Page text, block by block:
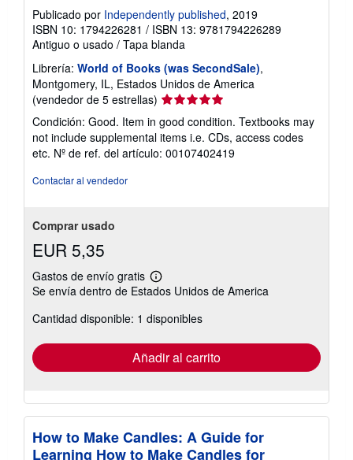
o
Publicado por Independently published, 2019
ISBN 10: 1794226281 / ISBN 13: 9781794226289
Antiguo o usado / Tapa blanda
Librería: World of Books (was SecondSale),
Montgomery, IL, Estados Unidos de America
(vendedor de 5 estrellas) Calificación
vendedor:
5
de
Condición: Good. Item in good condition. Textbooks may
not include supplemental items i.e. CDs, access codes
etc. Nº de ref. del artículo: 00107402419
Contactar al vendedor
Comprar usado
EUR 5,35
Gastos de envío gratis
Más
información
las
tarifas
envío
Se envía dentro de Estados Unidos de America
Cantidad disponible: 1 disponibles
Añadir al carrito
How to Make Candles: A Guide for
Learning How to Make Candles for